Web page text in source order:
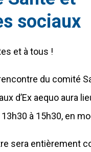
sociaux
et à tous !
du comité
d’Ex aequo aura
à 15h30, en
sera entièrement